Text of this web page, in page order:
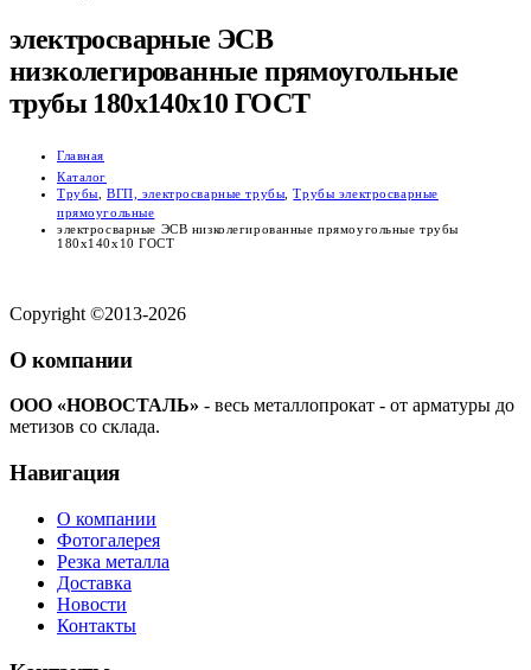
электросварные ЭСВ
низколегированные прямоугольные
трубы 180x140x10 ГОСТ
Главная
Каталог
Трубы ,ВГП, электросварные трубы ,Трубы электросварные
прямоугольные
электросварные ЭСВ низколегированные прямоугольные трубы
180x140x10 ГОСТ
Copyright ©2013-2026
О компании
ООО «НОВОСТАЛЬ» - весь металлопрокат - от арматуры до
метизов со склада.
Навигация
О компании
Фотогалерея
Резка металла
Доставка
Новости
Контакты